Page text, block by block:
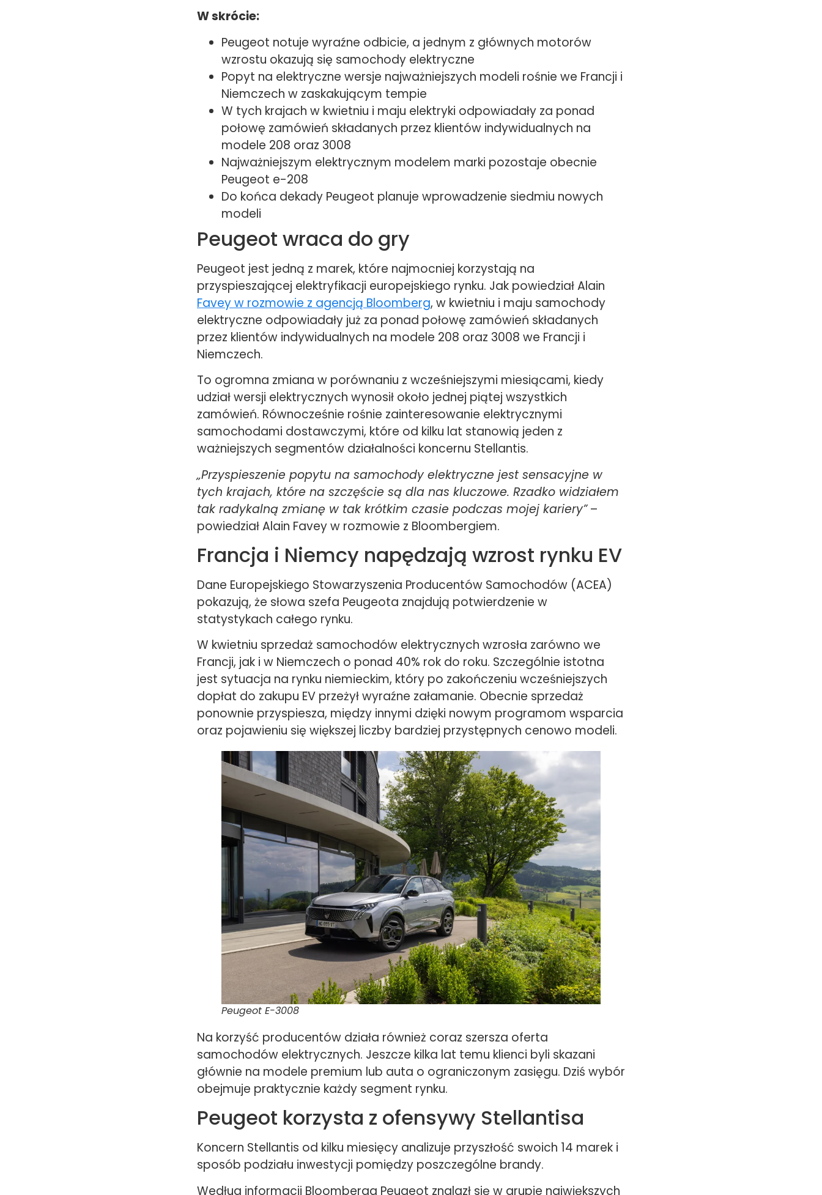
W skrócie:
Peugeot notuje wyraźne odbicie, a jednym z głównych motorów
wzrostu okazują się samochody elektryczne
Popyt na elektryczne wersje najważniejszych modeli rośnie we Francji i
Niemczech w zaskakującym tempie
W tych krajach w kwietniu i maju elektryki odpowiadały za ponad
połowę zamówień składanych przez klientów indywidualnych na
modele 208 oraz 3008
Najważniejszym elektrycznym modelem marki pozostaje obecnie
Peugeot e-208
Do końca dekady Peugeot planuje wprowadzenie siedmiu nowych
modeli
Peugeot wraca do gry
Peugeot jest jedną z marek, które najmocniej korzystają na
przyspieszającej elektryfikacji europejskiego rynku. Jak powiedział Alain
Favey w rozmowie z agencją Bloomberg, w kwietniu i maju samochody
elektryczne odpowiadały już za ponad połowę zamówień składanych
przez klientów indywidualnych na modele 208 oraz 3008 we Francji i
Niemczech.
To ogromna zmiana w porównaniu z wcześniejszymi miesiącami, kiedy
udział wersji elektrycznych wynosił około jednej piątej wszystkich
zamówień. Równocześnie rośnie zainteresowanie elektrycznymi
samochodami dostawczymi, które od kilku lat stanowią jeden z
ważniejszych segmentów działalności koncernu Stellantis.
„Przyspieszenie popytu na samochody elektryczne jest sensacyjne w
tych krajach, które na szczęście są dla nas kluczowe. Rzadko widziałem
tak radykalną zmianę w tak krótkim czasie podczas mojej kariery”–
powiedział Alain Favey w rozmowie z Bloombergiem.
Francja i Niemcy napędzają wzrost rynku EV
Dane Europejskiego Stowarzyszenia Producentów Samochodów (ACEA)
pokazują, że słowa szefa Peugeota znajdują potwierdzenie w
statystykach całego rynku.
W kwietniu sprzedaż samochodów elektrycznych wzrosła zarówno we
Francji, jak i w Niemczech o ponad 40% rok do roku. Szczególnie istotna
jest sytuacja na rynku niemieckim, który po zakończeniu wcześniejszych
dopłat do zakupu EV przeżył wyraźne załamanie. Obecnie sprzedaż
ponownie przyspiesza, między innymi dzięki nowym programom wsparcia
oraz pojawieniu się większej liczby bardziej przystępnych cenowo modeli.
Peugeot E-3008
Na korzyść producentów działa również coraz szersza oferta
samochodów elektrycznych. Jeszcze kilka lat temu klienci byli skazani
głównie na modele premium lub auta o ograniczonym zasięgu. Dziś wybór
obejmuje praktycznie każdy segment rynku.
Peugeot korzysta z ofensywy Stellantisa
Koncern Stellantis od kilku miesięcy analizuje przyszłość swoich 14 marek i
sposób podziału inwestycji pomiędzy poszczególne brandy.
Według informacji Bloomberga Peugeot znalazł się w grupie największych